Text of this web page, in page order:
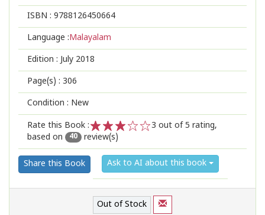
ISBN : 9788126450664
Language :Malayalam
Edition : July 2018
Page(s) : 306
Condition : New
Rate this Book :
3
2
1
3 out of 5 rating,
based on
40 review(s)
Share this Book Ask to AI about this book
Out of Stock